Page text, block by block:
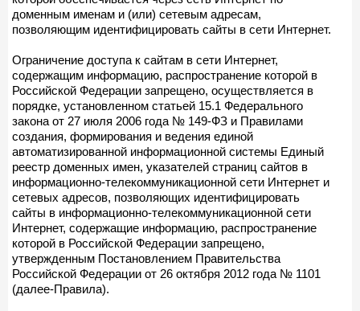
доменным именам и (или) сетевым адресам,
позволяющим идентифицировать сайты в сети Интернет.
Ограничение доступа к сайтам в сети Интернет,
содержащим информацию, распространение которой в
Российской Федерации запрещено, осуществляется в
порядке, установленном статьей 15.1 Федерального
закона от 27 июля 2006 года № 149-ФЗ и Правилами
создания, формирования и ведения единой
автоматизированной информационной системы Единый
реестр доменных имен, указателей страниц сайтов в
информационно-телекоммуникационной сети Интернет и
сетевых адресов, позволяющих идентифицировать
сайты в информационно-телекоммуникационной сети
Интернет, содержащие информацию, распространение
которой в Российской Федерации запрещено,
утвержденным Постановлением Правительства
Российской Федерации от 26 октября 2012 года № 1101
(далее-Правила).